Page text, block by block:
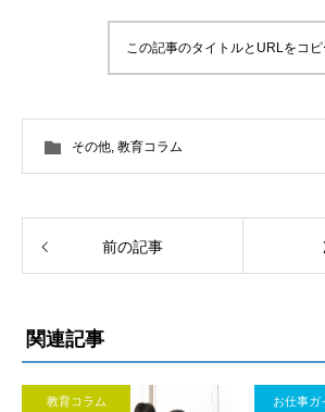
この記事のタイトルとURLをコピ
その他, 教育コラム
前の記事
関連記事
教育コラム お仕事ガ